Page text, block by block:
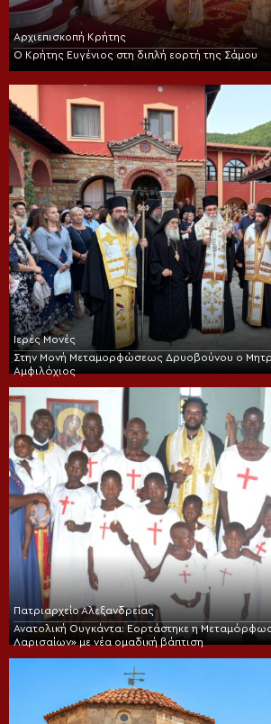
Αρχιεπισκοπή Κρήτης
Ο Κρήτης Ευγένιος στη διπλή εορτή της Σάμου
Ιερές Μονές
Στην Μονή Μεταμορφώσεως Δρυοβούνου ο
Αμφιλόχιος
Πατριαρχείο Αλεξανδρείας
Ανατολική Ουγκάντα: Εορτάστηκε η
Λαρισαίων» με νέα ομαδική βάπτιση